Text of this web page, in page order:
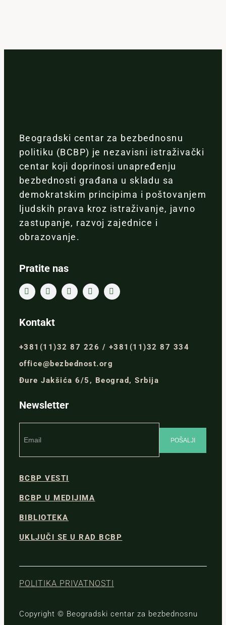
Beogradski centar za bezbednosnu
politiku (BCBP) je nezavisni istraživački
centar koji doprinosi unapređenju
bezbednosti građana u skladu sa
demokratskim principima i poštovanjem
ljudskih prava kroz istraživanje, javno
zastupanje, razvoj zajednice i
obrazovanje.
Pratite nas
Kontakt
+381(11)32 87 226 / +381(11)32 87 334
office@bezbednost.org
Đure Jakšića 6/5, Beograd, Srbija
Newsletter
BCBP VESTI
BCBP U MEDIJIMA
BIBLIOTEKA
UKLJUČI SE U RAD BCBP
POLITIKA PRIVATNOSTI
Copyright © Beogradski centar za bezbednosnu